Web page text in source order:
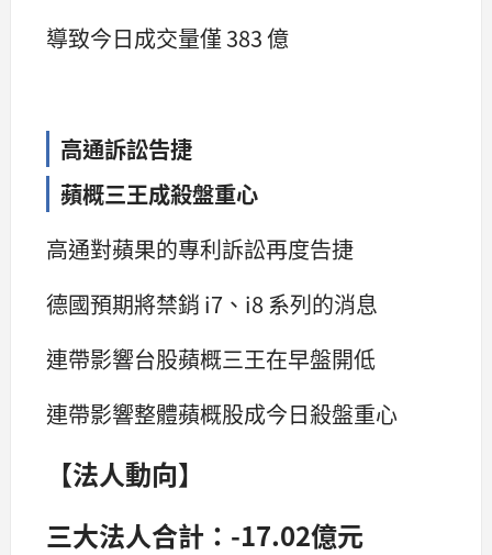
導致今日成交量僅 383 億
高通訴訟告捷
蘋概三王成殺盤重心
高通對蘋果的專利訴訟再度告捷
德國預期將禁銷 i7、i8 系列的消息
連帶影響台股蘋概三王在早盤開低
連帶影響整體蘋概股成今日殺盤重心
【法人動向】
三大法人合計：-17.02億元